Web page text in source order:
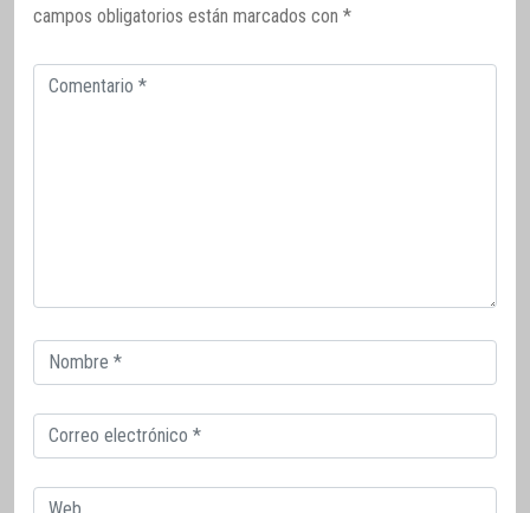
campos obligatorios están marcados con *
Comentario
Correo
electrónico
Correo
electrónico
Web